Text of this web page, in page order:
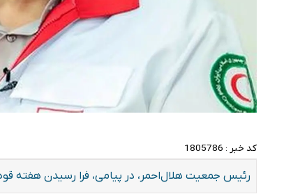
کد خبر : 1805786
​رئیس جمعیت هلال‌احمر، در پیامی، فرا رسیدن هفته